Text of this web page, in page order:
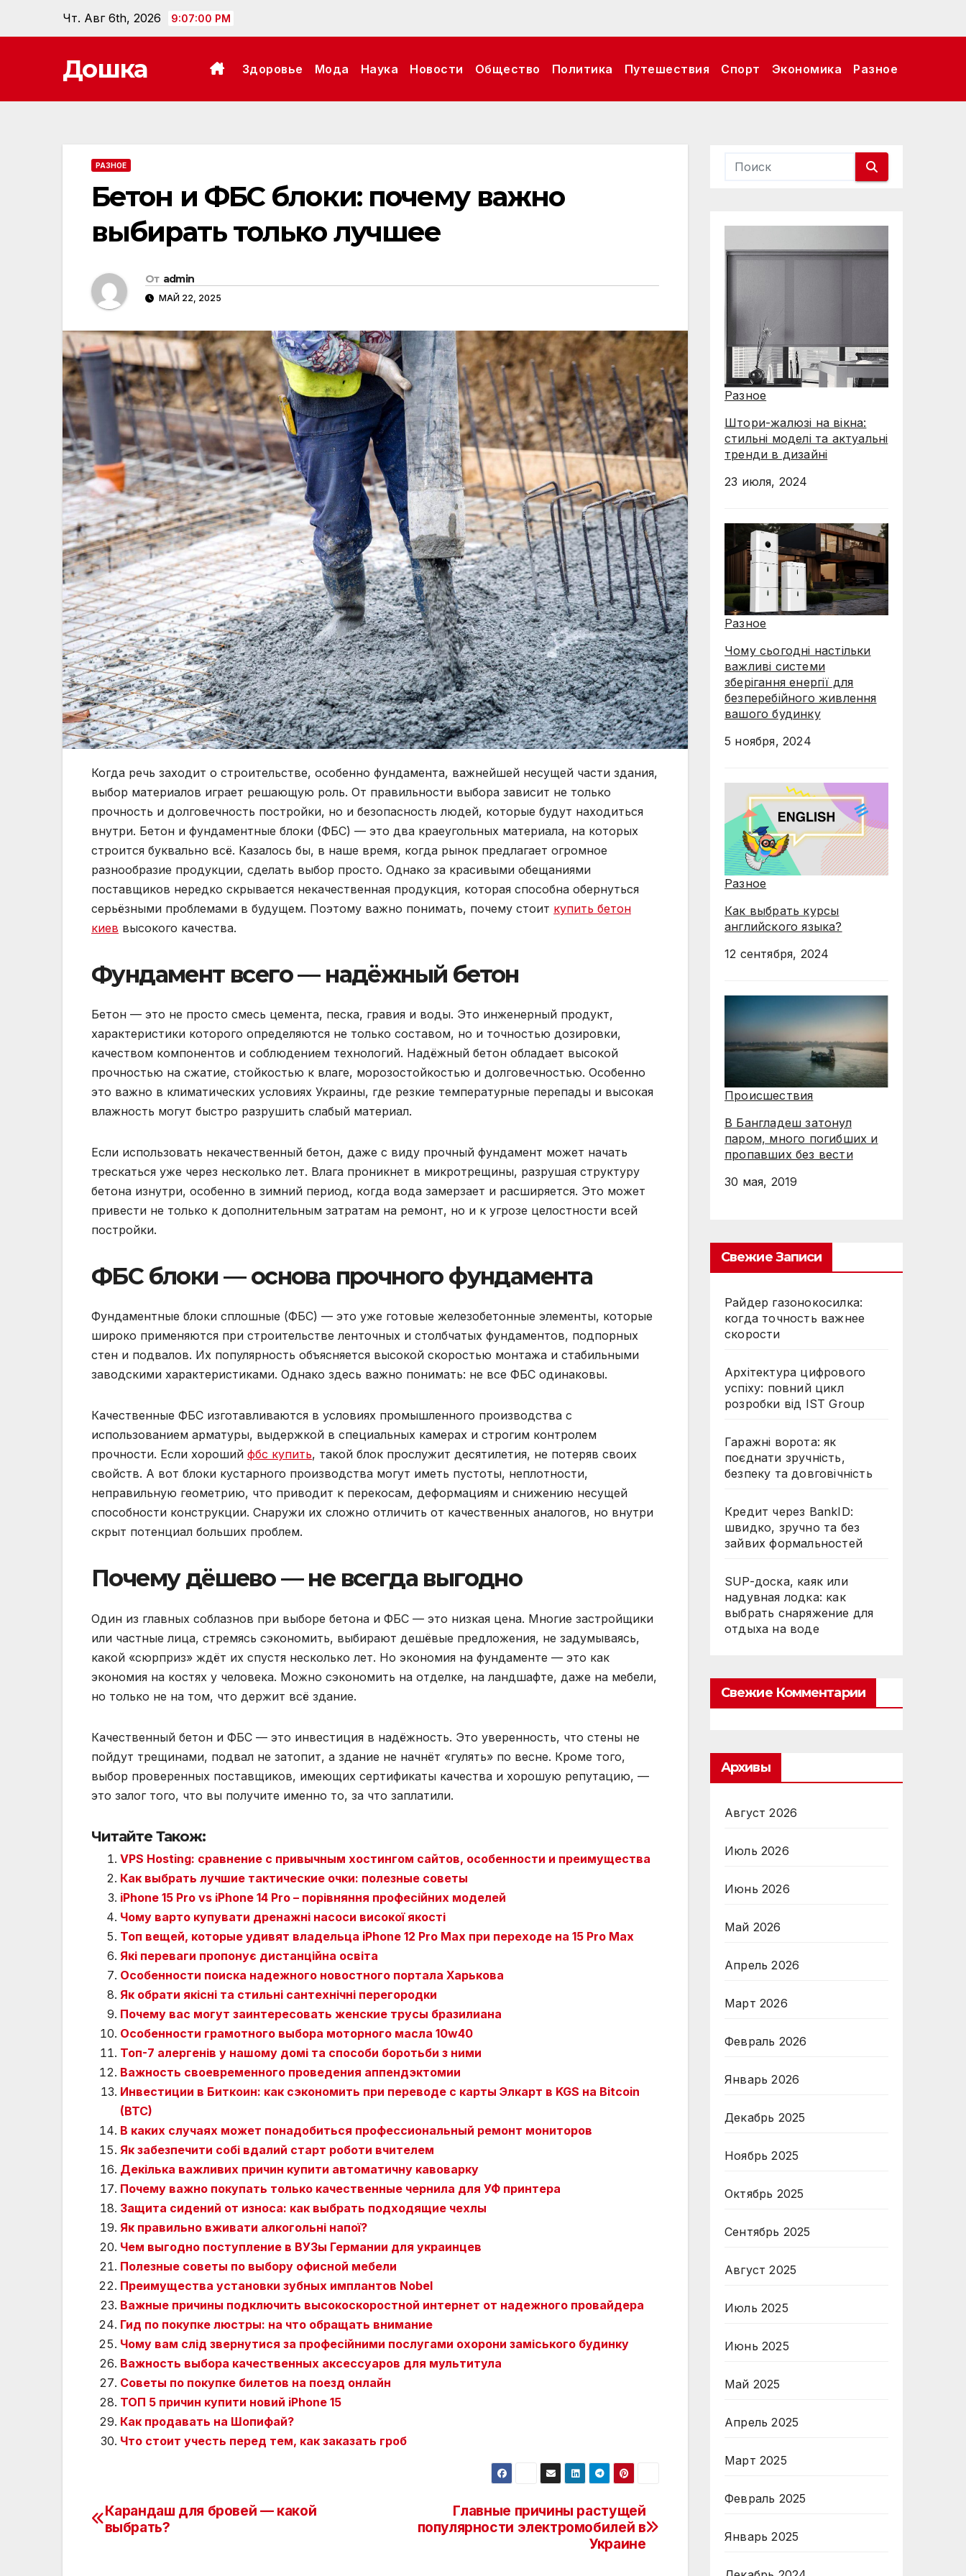
Чт. Авг 6th, 2026 9:07:01 PM
Дошка Здоровье Мода Наука Новости Общество Политика Путешествия Спорт Экономика Разное
РАЗНОЕ
Бетон и ФБС блоки: почему важно
выбирать только лучшее
От admin
МАЙ 22, 2025
Когда речь заходит о строительстве, особенно фундамента, важнейшей несущей части здания,
выбор материалов играет решающую роль. От правильности выбора зависит не только
прочность и долговечность постройки, но и безопасность людей, которые будут находиться
внутри. Бетон и фундаментные блоки (ФБС) — это два краеугольных материала, на которых
строится буквально всё. Казалось бы, в наше время, когда рынок предлагает огромное
разнообразие продукции, сделать выбор просто. Однако за красивыми обещаниями
поставщиков нередко скрывается некачественная продукция, которая способна обернуться
серьёзными проблемами в будущем. Поэтому важно понимать, почему стоит купить бетон
киев высокого качества.
Фундамент всего — надёжный бетон
Бетон — это не просто смесь цемента, песка, гравия и воды. Это инженерный продукт,
характеристики которого определяются не только составом, но и точностью дозировки,
качеством компонентов и соблюдением технологий. Надёжный бетон обладает высокой
прочностью на сжатие, стойкостью к влаге, морозостойкостью и долговечностью. Особенно
это важно в климатических условиях Украины, где резкие температурные перепады и высокая
влажность могут быстро разрушить слабый материал.
Если использовать некачественный бетон, даже с виду прочный фундамент может начать
трескаться уже через несколько лет. Влага проникнет в микротрещины, разрушая структуру
бетона изнутри, особенно в зимний период, когда вода замерзает и расширяется. Это может
привести не только к дополнительным затратам на ремонт, но и к угрозе целостности всей
постройки.
ФБС блоки — основа прочного фундамента
Фундаментные блоки сплошные (ФБС) — это уже готовые железобетонные элементы, которые
широко применяются при строительстве ленточных и столбчатых фундаментов, подпорных
стен и подвалов. Их популярность объясняется высокой скоростью монтажа и стабильными
заводскими характеристиками. Однако здесь важно понимать: не все ФБС одинаковы.
Качественные ФБС изготавливаются в условиях промышленного производства с
использованием арматуры, выдержкой в специальных камерах и строгим контролем
прочности. Если хороший фбс купить, такой блок прослужит десятилетия, не потеряв своих
свойств. А вот блоки кустарного производства могут иметь пустоты, неплотности,
неправильную геометрию, что приводит к перекосам, деформациям и снижению несущей
способности конструкции. Снаружи их сложно отличить от качественных аналогов, но внутри
скрыт потенциал больших проблем.
Почему дёшево — не всегда выгодно
Один из главных соблазнов при выборе бетона и ФБС — это низкая цена. Многие застройщики
или частные лица, стремясь сэкономить, выбирают дешёвые предложения, не задумываясь,
какой «сюрприз» ждёт их спустя несколько лет. Но экономия на фундаменте — это как
экономия на костях у человека. Можно сэкономить на отделке, на ландшафте, даже на мебели,
но только не на том, что держит всё здание.
Качественный бетон и ФБС — это инвестиция в надёжность. Это уверенность, что стены не
пойдут трещинами, подвал не затопит, а здание не начнёт «гулять» по весне. Кроме того,
выбор проверенных поставщиков, имеющих сертификаты качества и хорошую репутацию, —
это залог того, что вы получите именно то, за что заплатили.
Читайте Також:
VPS Hosting: сравнение с привычным хостингом сайтов, особенности и преимущества
Как выбрать лучшие тактические очки: полезные советы
iPhone 15 Pro vs iPhone 14 Pro – порівняння професійних моделей
Чому варто купувати дренажні насоси високої якості
Топ вещей, которые удивят владельца iPhone 12 Pro Max при переходе на 15 Pro Max
Які переваги пропонує дистанційна освіта
Особенности поиска надежного новостного портала Харькова
Як обрати якісні та стильні сантехнічні перегородки
Почему вас могут заинтересовать женские трусы бразилиана
Особенности грамотного выбора моторного масла 10w40
Топ-7 алергенів у нашому домі та способи боротьби з ними
Важность своевременного проведения аппендэктомии
Инвестиции в Биткоин: как сэкономить при переводе с карты Элкарт в KGS на Bitcoin
(BTC)
В каких случаях может понадобиться профессиональный ремонт мониторов
Як забезпечити собі вдалий старт роботи вчителем
Декілька важливих причин купити автоматичну кавоварку
Почему важно покупать только качественные чернила для УФ принтера
Защита сидений от износа: как выбрать подходящие чехлы
Як правильно вживати алкогольні напої?
Чем выгодно поступление в ВУЗы Германии для украинцев
Полезные советы по выбору офисной мебели
Преимущества установки зубных имплантов Nobel
Важные причины подключить высокоскоростной интернет от надежного провайдера
Гид по покупке люстры: на что обращать внимание
Чому вам слід звернутися за професійними послугами охорони заміського будинку
Важность выбора качественных аксессуаров для мультитула
Советы по покупке билетов на поезд онлайн
ТОП 5 причин купити новий iPhone 15
Как продавать на Шопифай?
Что стоит учесть перед тем, как заказать гроб
Навигация
Главные причины растущей
популярности электромобилей в
Украине
Карандаш для бровей — какой
выбрать?
Разное
Штори-жалюзі на вікна:
стильні моделі та актуальні
тренди в дизайні
23 июля, 2024
Разное
Чому сьогодні настільки
важливі системи
зберігання енергії для
безперебійного живлення
вашого будинку
5 ноября, 2024
Разное
Как выбрать курсы
английского языка?
12 сентября, 2024
Происшествия
В Бангладеш затонул
паром, много погибших и
пропавших без вести
30 мая, 2019
Свежие Записи
Райдер газонокосилка:
когда точность важнее
скорости
Архітектура цифрового
успіху: повний цикл
розробки від IST Group
Гаражні ворота: як
поєднати зручність,
безпеку та довговічність
Кредит через BankID:
швидко, зручно та без
зайвих формальностей
SUP-доска, каяк или
надувная лодка: как
выбрать снаряжение для
отдыха на воде
Свежие Комментарии
Архивы
Август 2026
Июль 2026
Июнь 2026
Май 2026
Апрель 2026
Март 2026
Февраль 2026
Январь 2026
Декабрь 2025
Ноябрь 2025
Октябрь 2025
Сентябрь 2025
Август 2025
Июль 2025
Июнь 2025
Май 2025
Апрель 2025
Март 2025
Февраль 2025
Январь 2025